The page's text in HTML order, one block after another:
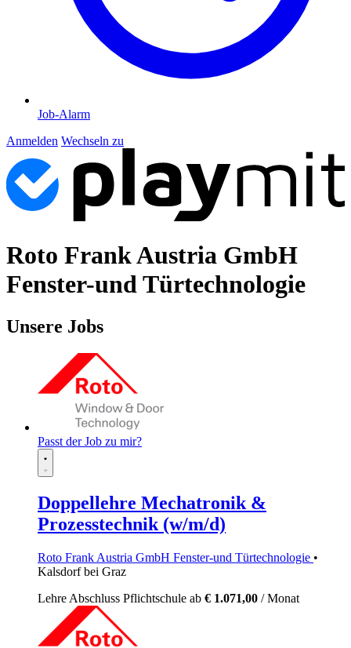
Job-Alarm
Anmelden Wechseln zu
Roto Frank Austria GmbH
Fenster-und Türtechnologie
Unsere Jobs
Passt der Job zu mir?
Doppellehre Mechatronik &
Prozesstechnik (w/m/d)
Roto Frank Austria GmbH Fenster-und Türtechnologie •
Kalsdorf bei Graz
Lehre Abschluss Pflichtschule ab € 1.071,00 / Monat